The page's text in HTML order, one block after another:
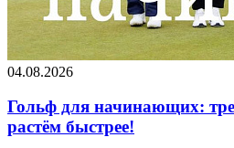
04.08.2026
Гольф для начинающих:
растём быстрее!